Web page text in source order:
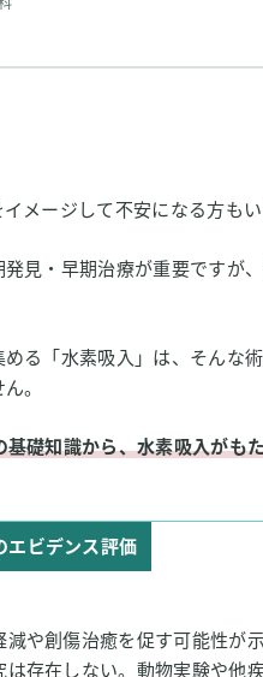
イメージして不安になる方も
見・早期治療が重要ですが
る「水素吸入」は、そんな
。
基礎知識から、水素吸入がも
エビデンス評価
や創傷治癒を促す可能性が
存在しない。動物実験や他